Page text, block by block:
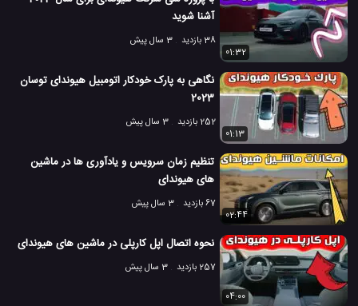
1.6 هزار بازدید
8 سال پیش
آشنا شوید
38 بازدید
3 سال پیش
01:32
نگاهی به پارک خودکار اتومبیل هیوندای توسان
2023
252 بازدید
3 سال پیش
01:13
تنظیم زمان سرویس و یادآوری ها در ماشین
های هیوندای
67 بازدید
3 سال پیش
02:44
نحوه اتصال اپل کارپلی در ماشین های هیوندای
257 بازدید 3 سال پیش
04:00